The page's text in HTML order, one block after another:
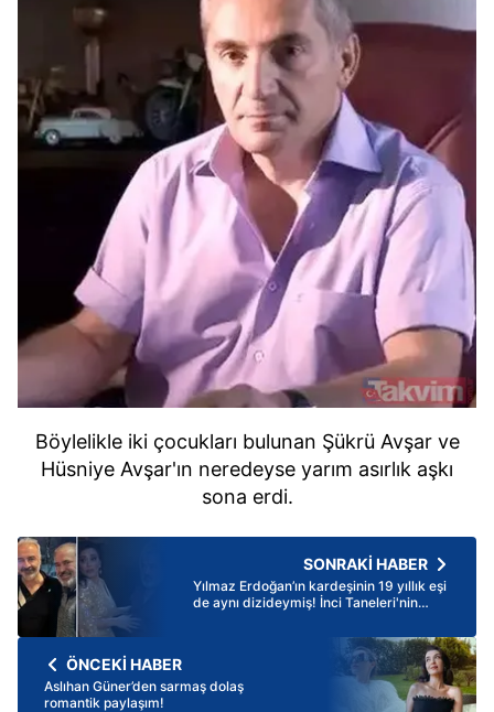
Böylelikle iki çocukları bulunan Şükrü Avşar ve
Hüsniye Avşar'ın neredeyse yarım asırlık aşkı
sona erdi.
SONRAKİ HABER
Yılmaz Erdoğan’ın kardeşinin 19 yıllık eşi
de aynı dizideymiş! İnci Taneleri'nin
sahnesi kırdı geçirdi! "Daha önce nasıl
ÖNCEKİ HABER
Aslıhan Güner’den sarmaş dolaş
romantik paylaşım!